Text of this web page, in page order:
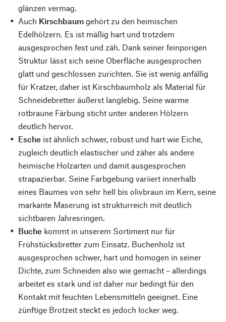
glänzen vermag.
Auch Kirschbaum gehört zu den heimischen
Edelhölzern. Es ist mäßig hart und trotzdem
ausgesprochen fest und zäh. Dank seiner feinporigen
Struktur lässt sich seine Oberfläche ausgesprochen
glatt und geschlossen zurichten. Sie ist wenig anfällig
für Kratzer, daher ist Kirschbaumholz als Material für
Schneidebretter äußerst langlebig. Seine warme
rotbraune Färbung sticht unter anderen Hölzern
deutlich hervor.
Esche ist ähnlich schwer, robust und hart wie Eiche,
zugleich deutlich elastischer und zäher als andere
heimische Holzarten und damit ausgesprochen
strapazierbar. Seine Farbgebung variiert innerhalb
eines Baumes von sehr hell bis olivbraun im Kern, seine
markante Maserung ist strukturreich mit deutlich
sichtbaren Jahresringen.
Buche kommt in unserem Sortiment nur für
Frühstücksbretter zum Einsatz. Buchenholz ist
ausgesprochen schwer, hart und homogen in seiner
Dichte, zum Schneiden also wie gemacht – allerdings
arbeitet es stark und ist daher nur bedingt für den
Kontakt mit feuchten Lebensmitteln geeignet. Eine
zünftige Brotzeit steckt es jedoch locker weg.